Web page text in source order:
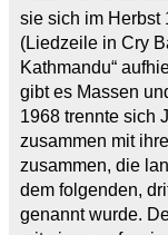
sie sich im Herbst
(Liedzeile in Cry
Kathmandu“
gibt es Massen
1968 trennte sich
zusammen mit
zusammen, die
dem folgenden,
genannt wurde.